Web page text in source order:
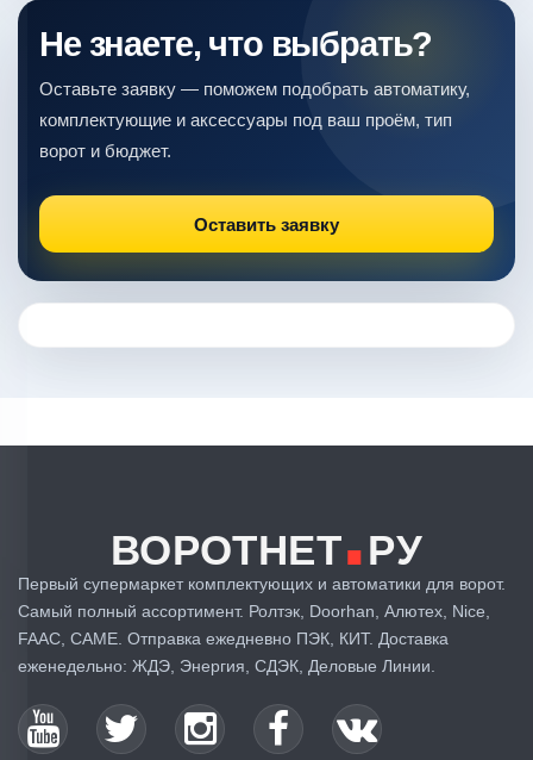
Не знаете, что выбрать?
Оставьте заявку — поможем подобрать автоматику,
комплектующие и аксессуары под ваш проём, тип
ворот и бюджет.
Оставить заявку
ВОРОТНЕТ.РУ
Первый супермаркет комплектующих и автоматики для ворот.
Самый полный ассортимент. Ролтэк, Doorhan, Алютех, Nice,
FAAC, CAME. Отправка ежедневно ПЭК, КИТ. Доставка
еженедельно: ЖДЭ, Энергия, СДЭК, Деловые Линии.